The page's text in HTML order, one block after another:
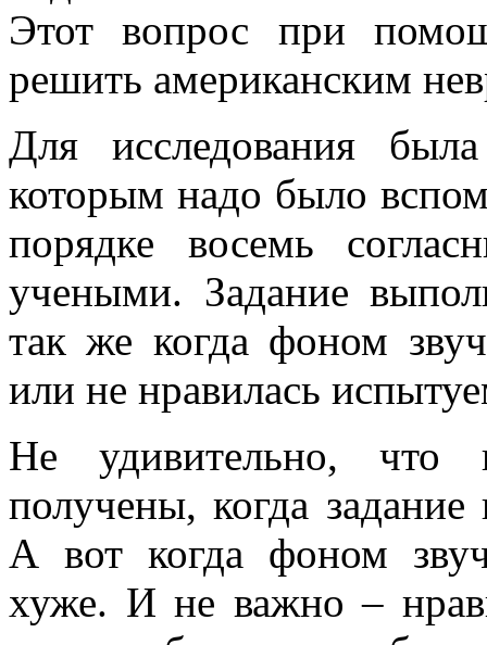
Этот вопрос при
решить американским
Для исследования
которым надо было
порядке восемь
учеными. Задание
так же когда фоном
или не нравилась
Не удивительно, что
получены, когда
А вот когда фоном
хуже. И не важно –